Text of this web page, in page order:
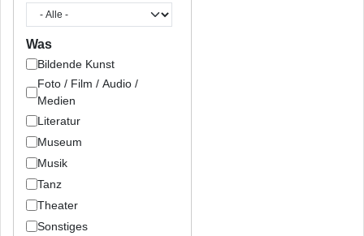
Was
Bildende Kunst
Foto / Film / Audio /
Medien
Literatur
Museum
Musik
Tanz
Theater
Sonstiges